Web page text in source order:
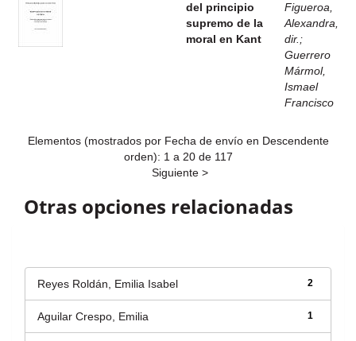
del principio
supremo de la
moral en Kant
Figueroa,
Alexandra,
dir. ;
Guerrero
Mármol,
Ismael
Francisco
Elementos (mostrados por Fecha de envío en Descendente
orden): 1 a 20 de 117
Siguiente >
Otras opciones relacionadas
2
Reyes Roldán, Emilia Isabel
1
Aguilar Crespo, Emilia